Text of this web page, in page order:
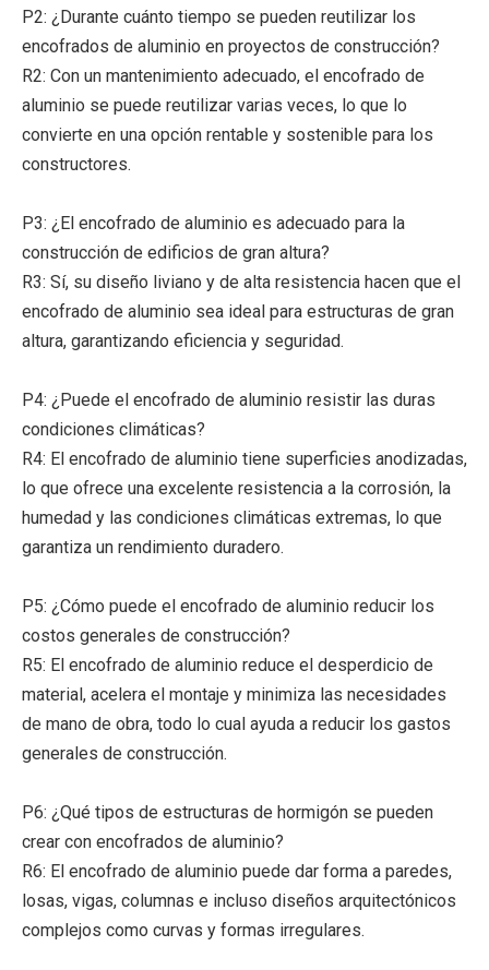
P2: ¿Durante cuánto tiempo se pueden reutilizar los
encofrados de aluminio en proyectos de construcción?
R2: Con un mantenimiento adecuado, el encofrado de
aluminio se puede reutilizar varias veces, lo que lo
convierte en una opción rentable y sostenible para los
constructores.
P3: ¿El encofrado de aluminio es adecuado para la
construcción de edificios de gran altura?
R3: Sí, su diseño liviano y de alta resistencia hacen que el
encofrado de aluminio sea ideal para estructuras de gran
altura, garantizando eficiencia y seguridad.
P4: ¿Puede el encofrado de aluminio resistir las duras
condiciones climáticas?
R4: El encofrado de aluminio tiene superficies anodizadas,
lo que ofrece una excelente resistencia a la corrosión, la
humedad y las condiciones climáticas extremas, lo que
garantiza un rendimiento duradero.
P5: ¿Cómo puede el encofrado de aluminio reducir los
costos generales de construcción?
R5: El encofrado de aluminio reduce el desperdicio de
material, acelera el montaje y minimiza las necesidades
de mano de obra, todo lo cual ayuda a reducir los gastos
generales de construcción.
P6: ¿Qué tipos de estructuras de hormigón se pueden
crear con encofrados de aluminio?
R6: El encofrado de aluminio puede dar forma a paredes,
losas, vigas, columnas e incluso diseños arquitectónicos
complejos como curvas y formas irregulares.